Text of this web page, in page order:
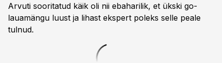
Arvuti sooritatud käik oli nii ebaharilik, et ükski go-
lauamängu luust ja lihast ekspert poleks selle peale
tulnud.